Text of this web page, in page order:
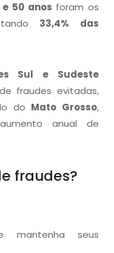
e 50 anos foram os
33,4% das
Sul e Sudeste
fraudes evitadas,
do Mato Grosso,
anual de
fraudes?
mantenha seus